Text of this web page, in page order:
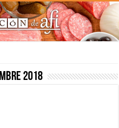
2018